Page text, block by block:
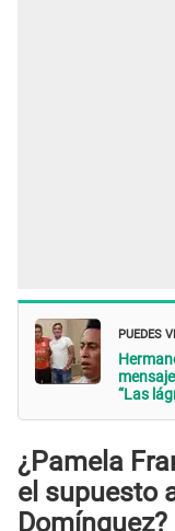
PUEDES
“Las
¿Pamela
el supuesto
Domínguez?